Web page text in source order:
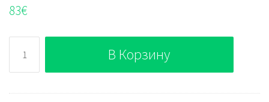
83€
Bosch
Rexroth
2.10P25-
В Корзину